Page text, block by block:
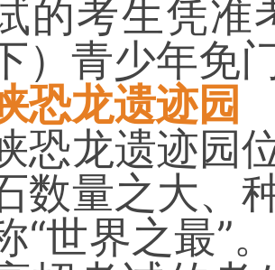
的考生凭准
）青少年免
恐龙遗迹园
恐龙遗迹园
数量之大、
“世界之最”